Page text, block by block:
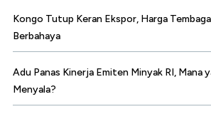
Kongo Tutup Keran Ekspor, Harga
Berbahaya
Adu Panas Kinerja Emiten Minyak RI, Mana
Menyala?